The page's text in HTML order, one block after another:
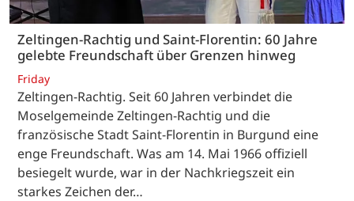
Zeltingen-Rachtig und Saint-Florentin: 60 Jahre
gelebte Freundschaft über Grenzen hinweg
Friday
Zeltingen-Rachtig. Seit 60 Jahren verbindet die
Moselgemeinde Zeltingen-Rachtig und die
französische Stadt Saint-Florentin in Burgund eine
enge Freundschaft. Was am 14. Mai 1966 offiziell
besiegelt wurde, war in der Nachkriegszeit ein
starkes Zeichen der…